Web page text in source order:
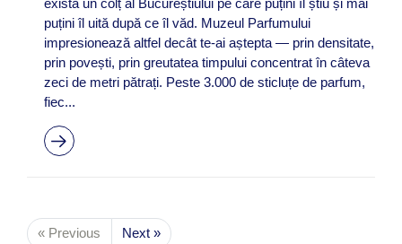
există un colț al Bucureștiului pe care puțini îl știu și mai
puțini îl uită după ce îl văd. Muzeul Parfumului
impresionează altfel decât te-ai aștepta — prin densitate,
prin povești, prin greutatea timpului concentrat în câteva
zeci de metri pătrați. Peste 3.000 de sticluțe de parfum,
fiec...
« Previous Next »